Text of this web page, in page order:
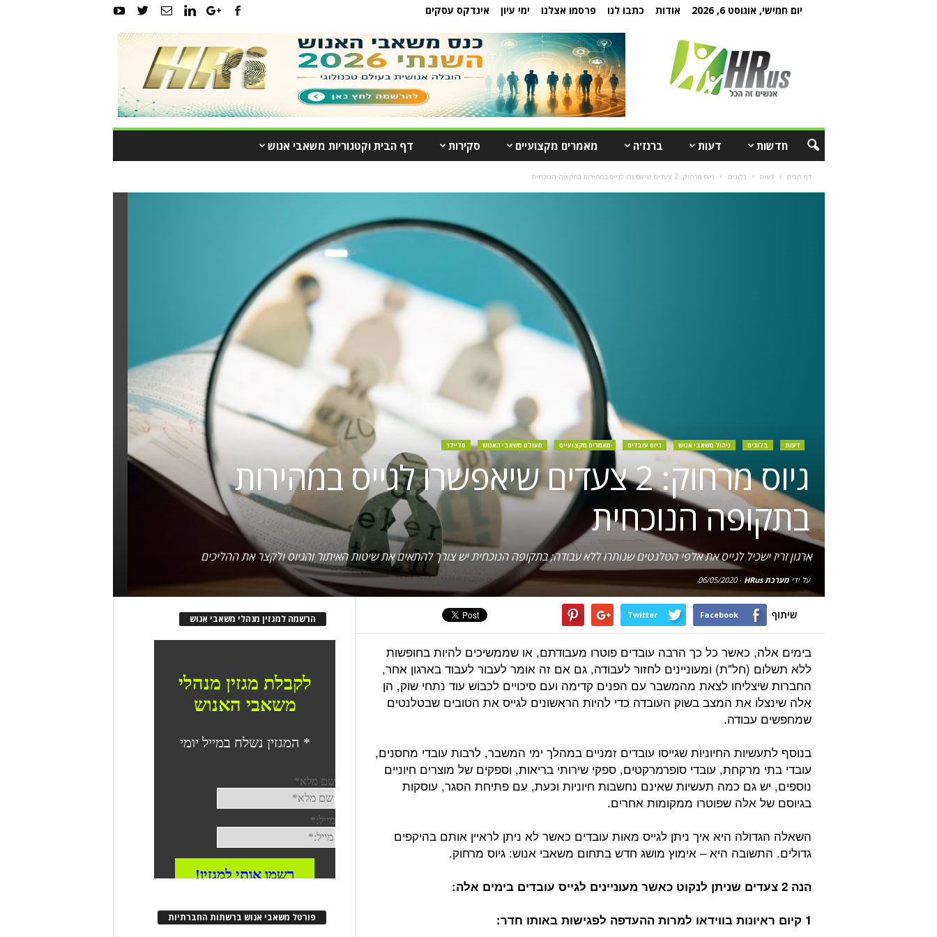
יום חמישי, אוגוסט 6, 2026 אודות כתבו לנו פרסמו אצלנו ימי עיון אינדקס עסקים
חדשות דעות ברנז'ה מאמרים מקצועיים סקירות דף הבית וקטגוריות משאבי אנוש
דף הבית דעות בלוגים גיוס מרחוק: 2 צעדים שיאפשרו לגייס במהירות בתקופה הנוכחית
דעות בלוגים ניהול משאבי אנוש גיוס עובדים מאמרים מקצועיים מעולם משאבי האנוש סליידר
גיוס מרחוק: 2 צעדים שיאפשרו לגייס במהירות
בתקופה הנוכחית
ארגון זריז ישכיל לגייס את אלפי הטלנטים שנותרו ללא עבודה; בתקופה הנוכחית יש צורך להתאים את שיטות האיתור והגיוס ולקצר את ההליכים
על ידימערכת HRus -
06/05/2020
שיתוף Facebook
Twitter
בימים אלה, כאשר כל כך הרבה עובדים פוטרו מעבודתם, או שממשיכים להיות בחופשות
ללא תשלום (חל"ת) ומעוניינים לחזור לעבודה, גם אם זה אומר לעבור לעבוד בארגון אחר,
החברות שיצליחו לצאת מהמשבר עם הפנים קדימה ועם סיכויים לכבוש עוד נתחי שוק, הן
אלה שינצלו את המצב בשוק העובדה כדי להיות הראשונים לגייס את הטובים שבטלנטים
שמחפשים עבודה.
בנוסף לתעשיות החיוניות שגייסו עובדים זמניים במהלך ימי המשבר, לרבות עובדי מחסנים,
עובדי בתי מרקחת, עובדי סופרמרקטים, ספקי שירותי בריאות, וספקים של מוצרים חיוניים
נוספים, יש גם כמה תעשיות שאינם נחשבות חיוניות וכעת, עם פתיחת הסגר, עוסקות
בגיוסם של אלה שפוטרו ממקומות אחרים.
השאלה הגדולה היא איך ניתן לגייס מאות עובדים כאשר לא ניתן לראיין אותם בהיקפים
גדולים. התשובה היא – אימוץ מושג חדש בתחום משאבי אנוש: גיוס מרחוק.
הנה 2 צעדים שניתן לנקוט כאשר מעוניינים לגייס עובדים בימים אלה:
1 קיום ראיונות בווידאו למרות ההעדפה לפגישות באותו חדר:
הרשמה למגזין מנהלי משאבי אנוש
פורטל משאבי אנוש ברשתות החברתיות